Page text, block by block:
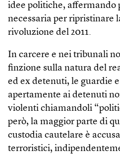
idee politiche, affermando
necessaria per ripristinare
rivoluzione del 2011.
In carcere e nei tribunali
finzione sulla natura del
ed ex detenuti, le guardie
apertamente ai detenuti
violenti chiamandoli
però, la maggior parte di
custodia cautelare è
terroristici,